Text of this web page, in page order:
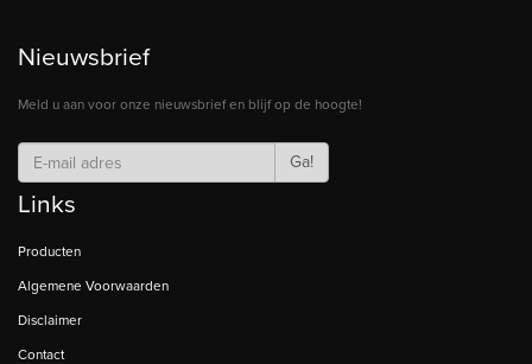
Nieuwsbrief
Meld u aan voor onze nieuwsbrief en blijf op de hoogte!
Ga!
Links
Producten
Algemene Voorwaarden
Disclaimer
Contact